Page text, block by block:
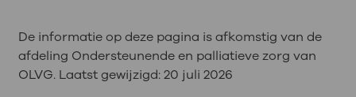
De informatie op deze pagina is afkomstig van de
afdeling Ondersteunende en palliatieve zorg van
OLVG. Laatst gewijzigd:20 juli 2026